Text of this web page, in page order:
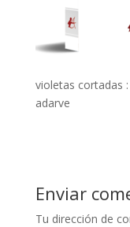
violetas cortadas
adarve
Enviar
Tu dirección de